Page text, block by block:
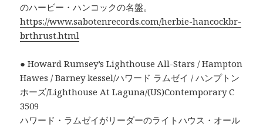
のハービー・ハンコックの名盤。
https://www.sabotenrecords.com/herbie-hancockbr-
brthrust.html
● Howard Rumsey’s Lighthouse All-Stars / Hampton
Hawes / Barney kessel/ハワード ラムゼイ / ハンプトン
ホーズ/Lighthouse At Laguna/(US)Contemporary C
3509
ハワード・ラムゼイがリーダーのライトハウス・オール